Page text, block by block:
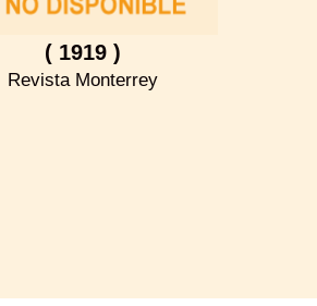
( 1919 )
Revista Monterrey